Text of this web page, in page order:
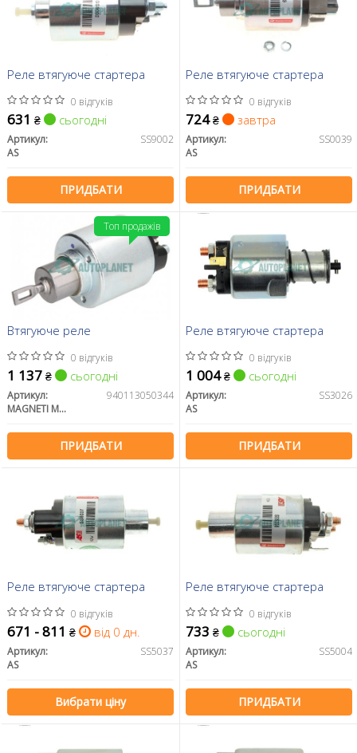
Реле втягуюче стартера
0 відгуків
631 ₴ сьогодні
Артикул:
SS9002
AS
ПРИДБАТИ
Реле втягуюче стартера
0 відгуків
724₴ завтра
Артикул:
SS0039
AS
ПРИДБАТИ
Втягуюче реле
0 відгуків
1 137 ₴ сьогодні
Артикул:
940113050344
MAGNETI MARELLI
ПРИДБАТИ
Топ продажів
Реле втягуюче стартера
0 відгуків
1 004₴ сьогодні
Артикул:
SS3026
AS
ПРИДБАТИ
Реле втягуюче стартера
0 відгуків
671 - 811 ₴ від 0 дн.
Артикул:
SS5037
AS
Вибрати ціну
Реле втягуюче стартера
0 відгуків
733 ₴ сьогодні
Артикул:
SS5004
AS
ПРИДБАТИ